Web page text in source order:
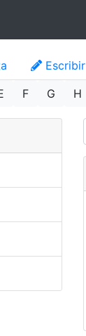
Escribir
F G H